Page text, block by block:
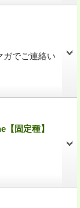
ガでご連絡い
固定種】